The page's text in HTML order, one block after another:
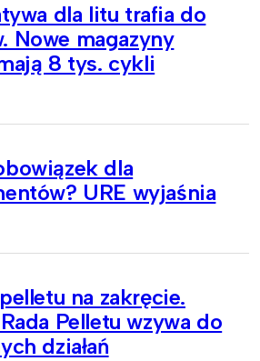
dla litu trafia do
Nowe magazyny
8 tys. cykli
dla
URE wyjaśnia
na zakręcie.
Pelletu wzywa do
działań